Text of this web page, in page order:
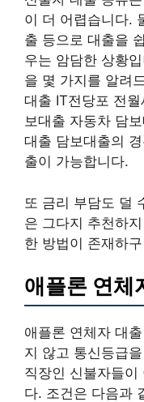
이 더 어렵습니다.
출 등으로 대출을
우는 암담한 상황
을 몇 가지를 알려
대출 IT전당포 전
보대출 자동차 담
대출 담보대출의
출이 가능합니다.
또 금리 부담도 덜
은 그다지 추천하
한 방법이 존재하
애플론 연체
애플론 연체자 대
지 않고 통신등급
직장인 신불자들이
다. 조건은 다음과